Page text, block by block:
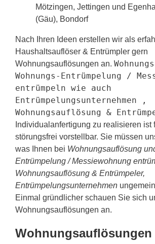
Mötzingen, Jettingen und
(Gäu), Bondorf
Nach Ihren Ideen erstellen wir als
Haushaltsauflöser & Entrümpler gern
Wohnungsauflösungen an.
Wohnungs-Entrümpelung /
entrümpeln wie auch
Entrümpelungsunternehmen ,
Wohnungsauflösung &
Individualanfertigung zu realisieren ist
störungsfrei vorstellbar. Sie müssen
was Ihnen bei Wohnungsauflösung
Entrümpelung / Messiewohnung
Wohnungsauflösung & Entrümpeler,
Entrümpelungsunternehmen
Einmal gründlicher schauen Sie sich
Wohnungsauflösungen an.
Wohnungsauflösungen